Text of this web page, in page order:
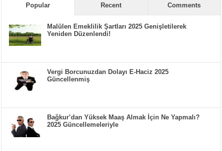
Popular Recent Comments
Malülen Emeklilik Şartları 2025 Genişletilerek
Yeniden Düzenlendi!
Vergi Borcunuzdan Dolayı E-Haciz 2025
Güncellenmiş
Bağkur’dan Yüksek Maaş Almak İçin Ne Yapmalı?
2025 Güncellemeleriyle